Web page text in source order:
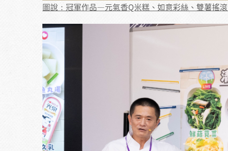
圖說：冠軍作品—元氣香Q米糕、如意彩絲、雙薯搖